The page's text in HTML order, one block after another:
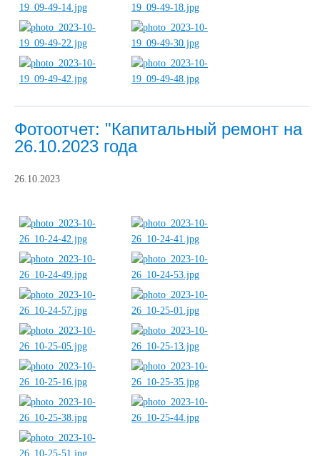
Фотоотчет: "Капитальный ремонт на
26.10.2023 года
26.10.2023